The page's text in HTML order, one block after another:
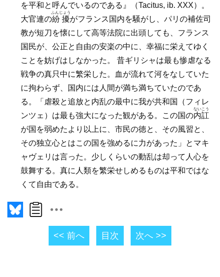
を平和と呼んでいるのである』（Tacitus, ib. XXX）。
大官連の紛擾
ふんじょう
がフランス国内を騒がし、パリの補佐司
教が短刀を懐にして高等法院に出頭しても、フランス
国民が、公正と自由の安楽の中に、幸福に栄えてゆく
ことを妨げはしなかった。 昔ギリシャは最も惨虐なる
戦争の真只中に繁栄した。血が流れて河をなしていた
に拘わらず、国内には人間が満ち満ちていたのであ
る。「虐殺と追放と内乱の最中に我が共和国（フィレ
ンツェ）は最も強大になった観がある。この国の内訌
ないこう
が国を弱めたより以上に、市民の徳と、その風習と、
その独立心とはこの国を強めるに力があった」とマキ
ャヴェリは言った。少しくらいの動乱は却って人心を
鼓舞する。真に人類を繁栄せしめるものは平和ではな
くて自由である。
<< 前へ 目次 次へ >>